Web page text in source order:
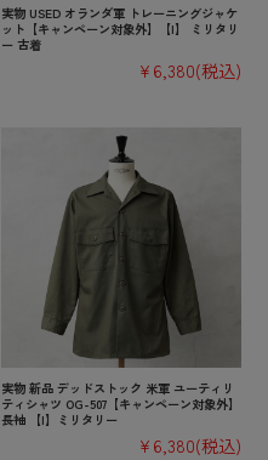
実物 USED オランダ軍 トレーニングジャケ
ット【キャンペーン対象外】【I】 ミリタリ
ー 古着
¥6,380(税込)
実物 新品 デッドストック 米軍 ユーティリ
ティシャツ OG-507【キャンペーン対象外】
長袖 【I】ミリタリー
¥6,380(税込)